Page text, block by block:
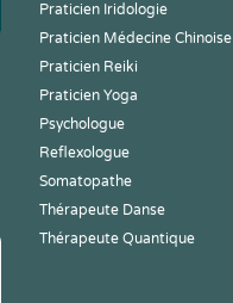
Praticien Iridologie
Praticien Médecine Chinoise
Praticien Reiki
Praticien Yoga
Psychologue
Reflexologue
Somatopathe
Thérapeute Danse
Thérapeute Quantique